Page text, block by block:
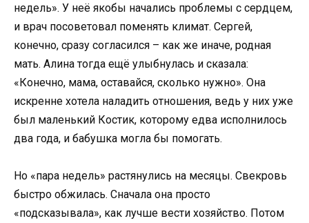
недель». У неё якобы начались проблемы с сердцем,
и врач посоветовал поменять климат. Сергей,
конечно, сразу согласился – как же иначе, родная
мать. Алина тогда ещё улыбнулась и сказала:
«Конечно, мама, оставайся, сколько нужно». Она
искренне хотела наладить отношения, ведь у них уже
был маленький Костик, которому едва исполнилось
два года, и бабушка могла бы помогать.
Но «пара недель» растянулись на месяцы. Свекровь
быстро обжилась. Сначала она просто
«подсказывала», как лучше вести хозяйство. Потом